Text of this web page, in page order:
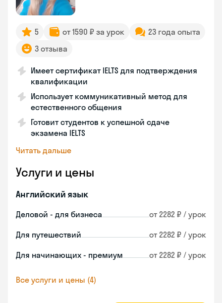
5 от 1590 ₽ за урок
23 года опыта
3 отзыва
Имеет сертификат IELTS для подтверждения
квалификации
Использует коммуникативный метод для
естественного общения
Готовит студентов к успешной сдаче
экзамена IELTS
Читать дальше
Услуги и цены
Английский язык
Деловой - для бизнеса от 2282 ₽ / урок
Для путешествий от 2282 ₽ / урок
Для начинающих - премиум от 2282 ₽ / урок
Все услуги и цены (4)